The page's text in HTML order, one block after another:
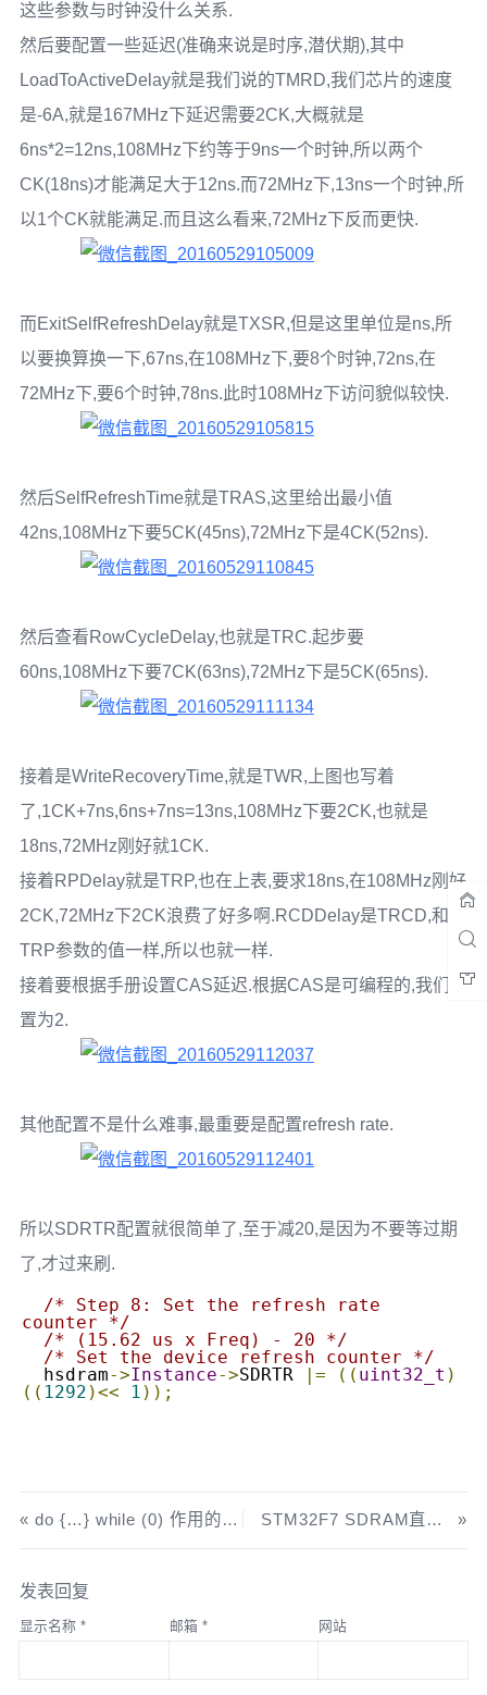
这些参数与时钟没什么关系.
然后要配置一些延迟(准确来说是时序,潜伏期),其中
LoadToActiveDelay就是我们说的TMRD,我们芯片的速度
是-6A,就是167MHz下延迟需要2CK,大概就是
6ns*2=12ns,108MHz下约等于9ns一个时钟,所以两个
CK(18ns)才能满足大于12ns.而72MHz下,13ns一个时钟,所
以1个CK就能满足.而且这么看来,72MHz下反而更快.
而ExitSelfRefreshDelay就是TXSR,但是这里单位是ns,所
以要换算换一下,67ns,在108MHz下,要8个时钟,72ns,在
72MHz下,要6个时钟,78ns.此时108MHz下访问貌似较快.
然后SelfRefreshTime就是TRAS,这里给出最小值
42ns,108MHz下要5CK(45ns),72MHz下是4CK(52ns).
然后查看RowCycleDelay,也就是TRC.起步要
60ns,108MHz下要7CK(63ns),72MHz下是5CK(65ns).
接着是WriteRecoveryTime,就是TWR,上图也写着
了,1CK+7ns,6ns+7ns=13ns,108MHz下要2CK,也就是
18ns,72MHz刚好就1CK.
接着RPDelay就是TRP,也在上表,要求18ns,在108MHz刚好
2CK,72MHz下2CK浪费了好多啊.RCDDelay是TRCD,和
TRP参数的值一样,所以也就一样.
接着要根据手册设置CAS延迟.根据CAS是可编程的,我们设
置为2.
其他配置不是什么难事,最重要是配置refresh rate.
所以SDRTR配置就很简单了,至于减20,是因为不要等过期
了,才过来刷.
/* Step 8: Set the refresh rate
counter */
/* (15.62 us x Freq) - 20 */
/* Set the device refresh counter */
  hsdram
->Instance->SDRTR |= (( uint32_t )
(( 1292 )<< 1 ));
do {…} while (0) 作用的大致说法 STM32F7 SDRAM直接使用外部RAM
发表回复
显示名称 * 邮箱 * 网站